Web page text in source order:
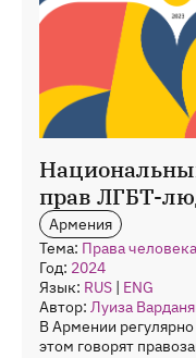
прав ЛГБТ-
Армения
Тема: Права человека
Год: 2024
Язык: RUS | ENG
Автор: Луиза
В Армении
этом говорят